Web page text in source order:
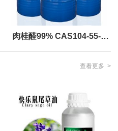
肉桂醛99% CAS104-55-2
查看更多 >